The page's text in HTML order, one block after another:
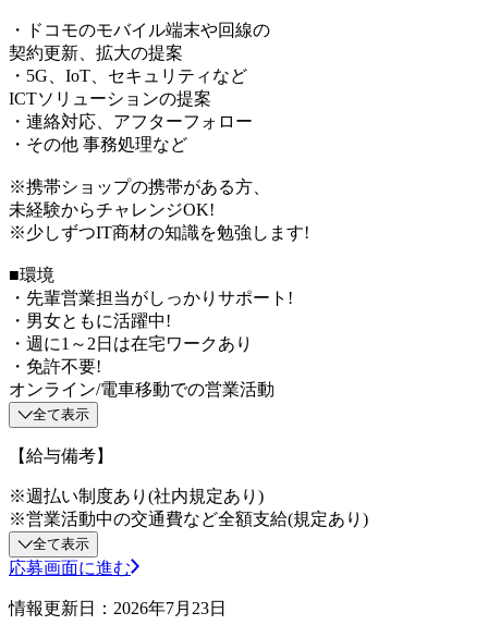
・ドコモのモバイル端末や回線の
契約更新、拡大の提案
・5G、IoT、セキュリティなど
ICTソリューションの提案
・連絡対応、アフターフォロー
・その他 事務処理など
※携帯ショップの携帯がある方、
未経験からチャレンジOK!
※少しずつIT商材の知識を勉強します!
■環境
・先輩営業担当がしっかりサポート!
・男女ともに活躍中!
・週に1～2日は在宅ワークあり
・免許不要!
オンライン/電車移動での営業活動
全て表示
【給与備考】
※週払い制度あり(社内規定あり)
※営業活動中の交通費など全額支給(規定あり)
全て表示
応募画面に進む
情報更新日：2026年7月23日